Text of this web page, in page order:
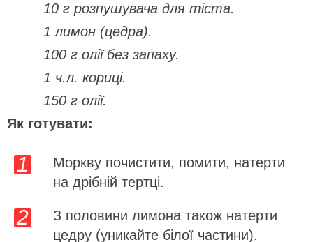
10 г розпушувача для тіста.
1 лимон (цедра).
100 г олії без запаху.
1 ч.л. кориці.
150 г олії.
Як готувати:
Моркву почистити, помити, натерти
на дрібній тертці.
З половини лимона також натерти
цедру (уникайте білої частини).